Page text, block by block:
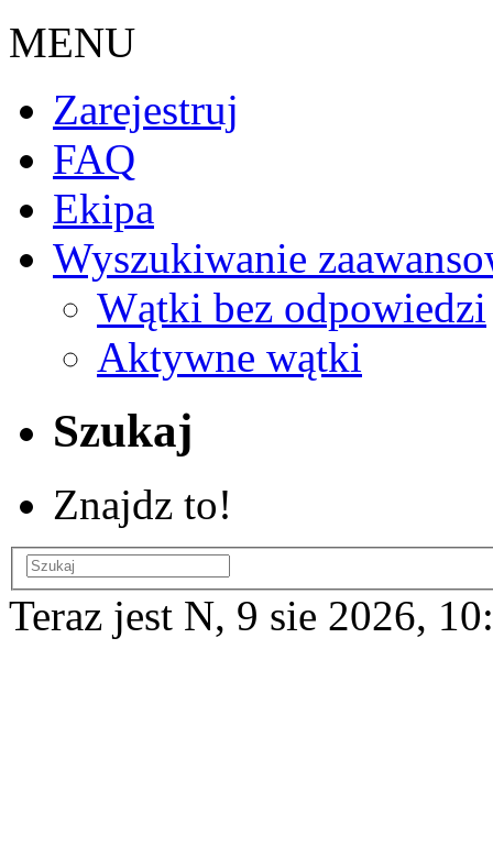
MENU
Zarejestruj
FAQ
Ekipa
Wyszukiwanie
Wątki bez odpowiedzi
Aktywne wątki
Szukaj
Znajdz to!
Teraz jest N, 9 sie 2026,